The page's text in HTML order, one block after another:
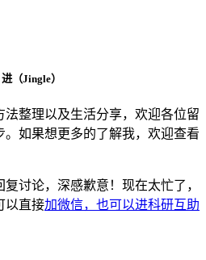
（Jingle）
整理以及生活分享，欢迎各位留
如果想更多的了解我，欢迎查看
讨论，深感歉意！现在太忙了，
以直接加微信，也可以进科研互助